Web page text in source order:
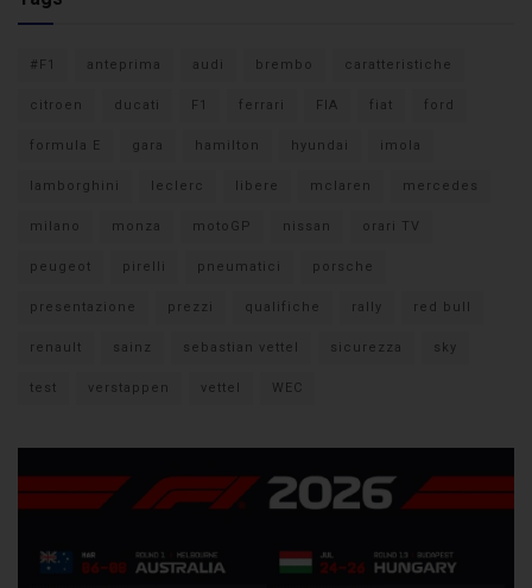
#F1 anteprima audi brembo caratteristiche
citroen ducati F1 ferrari FIA fiat ford
formula E gara hamilton hyundai imola
lamborghini leclerc libere mclaren mercedes
milano monza motoGP nissan orari TV
peugeot pirelli pneumatici porsche
presentazione prezzi qualifiche rally red bull
renault sainz sebastian vettel sicurezza sky
test verstappen vettel WEC